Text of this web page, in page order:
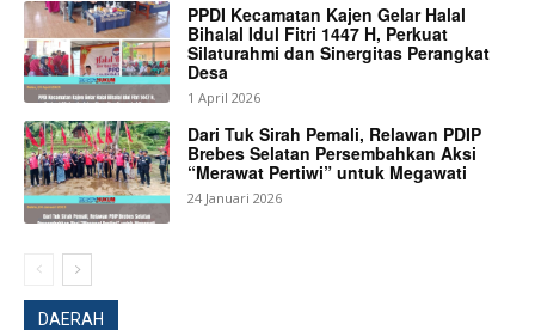
PPDI Kecamatan Kajen Gelar Halal
Bihalal Idul Fitri 1447 H, Perkuat
Silaturahmi dan Sinergitas Perangkat
Desa
1 April 2026
Dari Tuk Sirah Pemali, Relawan PDIP
Brebes Selatan Persembahkan Aksi
“Merawat Pertiwi” untuk Megawati
24 Januari 2026
DAERAH